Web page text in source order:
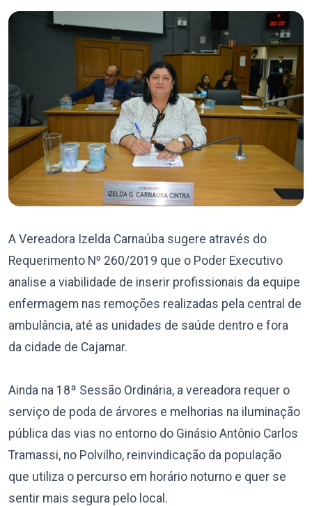
A Vereadora Izelda Carnaúba sugere através do
Requerimento Nº 260/2019 que o Poder Executivo
analise a viabilidade de inserir profissionais da equipe
enfermagem nas remoções realizadas pela central de
ambulância, até as unidades de saúde dentro e fora
da cidade de Cajamar.
Ainda na 18ª Sessão Ordinária, a vereadora requer o
serviço de poda de árvores e melhorias na iluminação
pública das vias no entorno do Ginásio Antônio Carlos
Tramassi, no Polvilho, reinvindicação da população
que utiliza o percurso em horário noturno e quer se
sentir mais segura pelo local.